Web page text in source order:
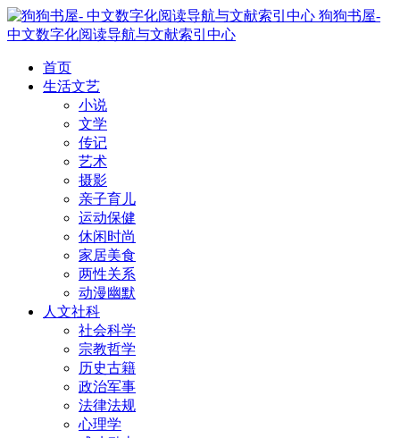
狗狗书屋-
中文数字化阅读导航与文献索引中心
首页
生活文艺
小说
文学
传记
艺术
摄影
亲子育儿
运动保健
休闲时尚
家居美食
两性关系
动漫幽默
人文社科
社会科学
宗教哲学
历史古籍
政治军事
法律法规
心理学